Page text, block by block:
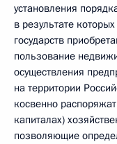
установления
в результате
государств
пользование
осуществления
на территории
косвенно
капиталах)
позволяющие